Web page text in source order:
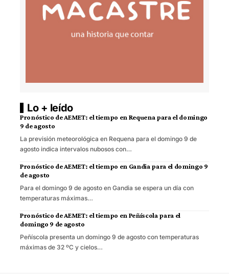
Lo + leído
Pronóstico de AEMET: el tiempo en Requena para el domingo
9 de agosto
La previsión meteorológica en Requena para el domingo 9 de
agosto indica intervalos nubosos con…
Pronóstico de AEMET: el tiempo en Gandia para el domingo 9
de agosto
Para el domingo 9 de agosto en Gandia se espera un día con
temperaturas máximas…
Pronóstico de AEMET: el tiempo en Peñíscola para el
domingo 9 de agosto
Peñíscola presenta un domingo 9 de agosto con temperaturas
máximas de 32 ºC y cielos…